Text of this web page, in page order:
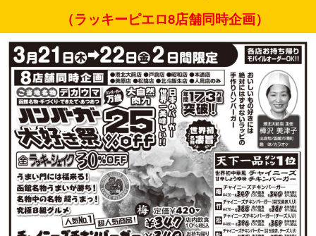
（ラッキーピエロ8店舗同時企画）